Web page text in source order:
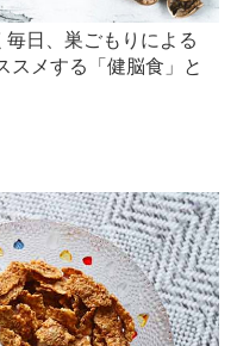
日、巣ごもりによる
スメする「健脳食」と